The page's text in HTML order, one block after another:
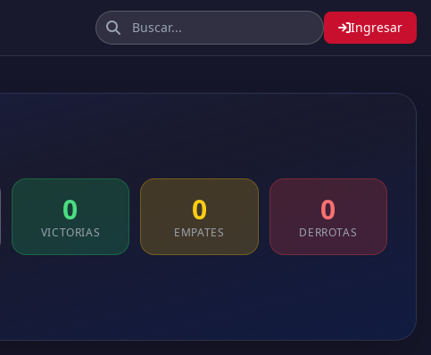
Ingresar
0
VICTORIAS
0
EMPATES
0
DERROTAS